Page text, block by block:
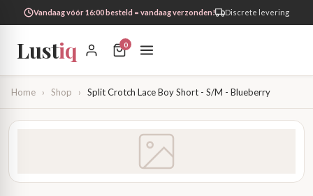
Vandaag vóór 16:00 besteld = vandaag verzonden! Discrete levering
Lustiq 0
Home › Shop › Split Crotch Lace Boy Short - S/M - Blueberry